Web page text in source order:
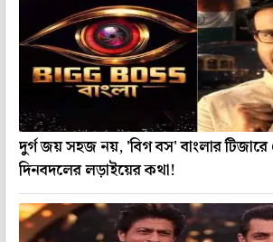
দুর্গ জয় সহজ নয়, 'বিগ বস' বাংলার
দিনবদলের লড়াইয়ের কথা!